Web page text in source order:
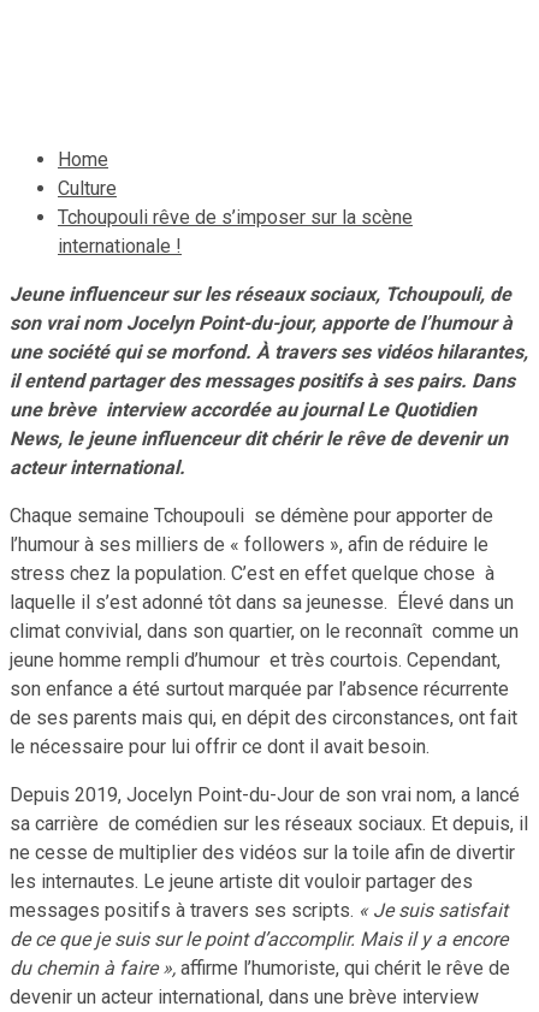
Home
Culture
Tchoupouli rêve de s’imposer sur la scène
internationale !
Jeune influenceur sur les réseaux sociaux, Tchoupouli, de
son vrai nom Jocelyn Point-du-jour, apporte de l’humour à
une société qui se morfond. À travers ses vidéos hilarantes,
il entend partager des messages positifs à ses pairs. Dans
une brève interview accordée au journal Le Quotidien
News, le jeune influenceur dit chérir le rêve de devenir un
acteur international.
Chaque semaine Tchoupouli se démène pour apporter de
l’humour à ses milliers de « followers », afin de réduire le
stress chez la population. C’est en effet quelque chose à
laquelle il s’est adonné tôt dans sa jeunesse. Élevé dans un
climat convivial, dans son quartier, on le reconnaît comme un
jeune homme rempli d’humour et très courtois. Cependant,
son enfance a été surtout marquée par l’absence récurrente
de ses parents mais qui, en dépit des circonstances, ont fait
le nécessaire pour lui offrir ce dont il avait besoin.
Depuis 2019, Jocelyn Point-du-Jour de son vrai nom, a lancé
sa carrière de comédien sur les réseaux sociaux. Et depuis, il
ne cesse de multiplier des vidéos sur la toile afin de divertir
les internautes. Le jeune artiste dit vouloir partager des
messages positifs à travers ses scripts. « Je suis satisfait
de ce que je suis sur le point d’accomplir. Mais il y a encore
du chemin à faire », affirme l’humoriste, qui chérit le rêve de
devenir un acteur international, dans une brève interview